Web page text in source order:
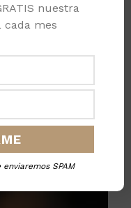
nuestra
cada mes
SPAM